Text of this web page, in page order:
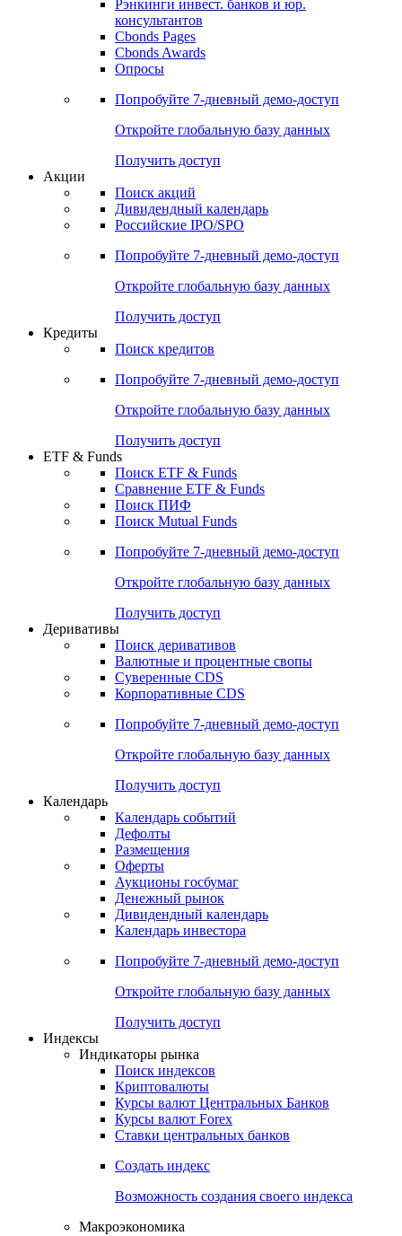
Сукук
Ломбардные списки
Участники рынка
Рэнкинги инвест. банков и юр.
Cbonds Pages
Опросы
Попробуйте7-дневный
Откройте глобальную базу данных
Получить доступ
Поиск акций
Российские IPO/SPO
Попробуйте7-дневный
Откройте глобальную базу данных
Получить доступ
Поиск кредитов
Попробуйте7-дневный
Откройте глобальную базу данных
Получить доступ
ETF & Funds
Сравнение ETF & Funds
Поиск Mutual Funds
Попробуйте7-дневный
Откройте глобальную базу данных
Получить доступ
Деривативы
Валютные и процентные свопы
Корпоративные CDS
Попробуйте7-дневный
Откройте глобальную базу данных
Получить доступ
Календарь
Календарь событий
Дефолты
Размещения
Оферты
Денежный рынок
Календарь инвестора
Попробуйте7-дневный
Откройте глобальную базу данных
Получить доступ
Индикаторы рынка
Поиск индексов
Курсы валют Центральных Банков
Ставки центральных банков
Создать индекс